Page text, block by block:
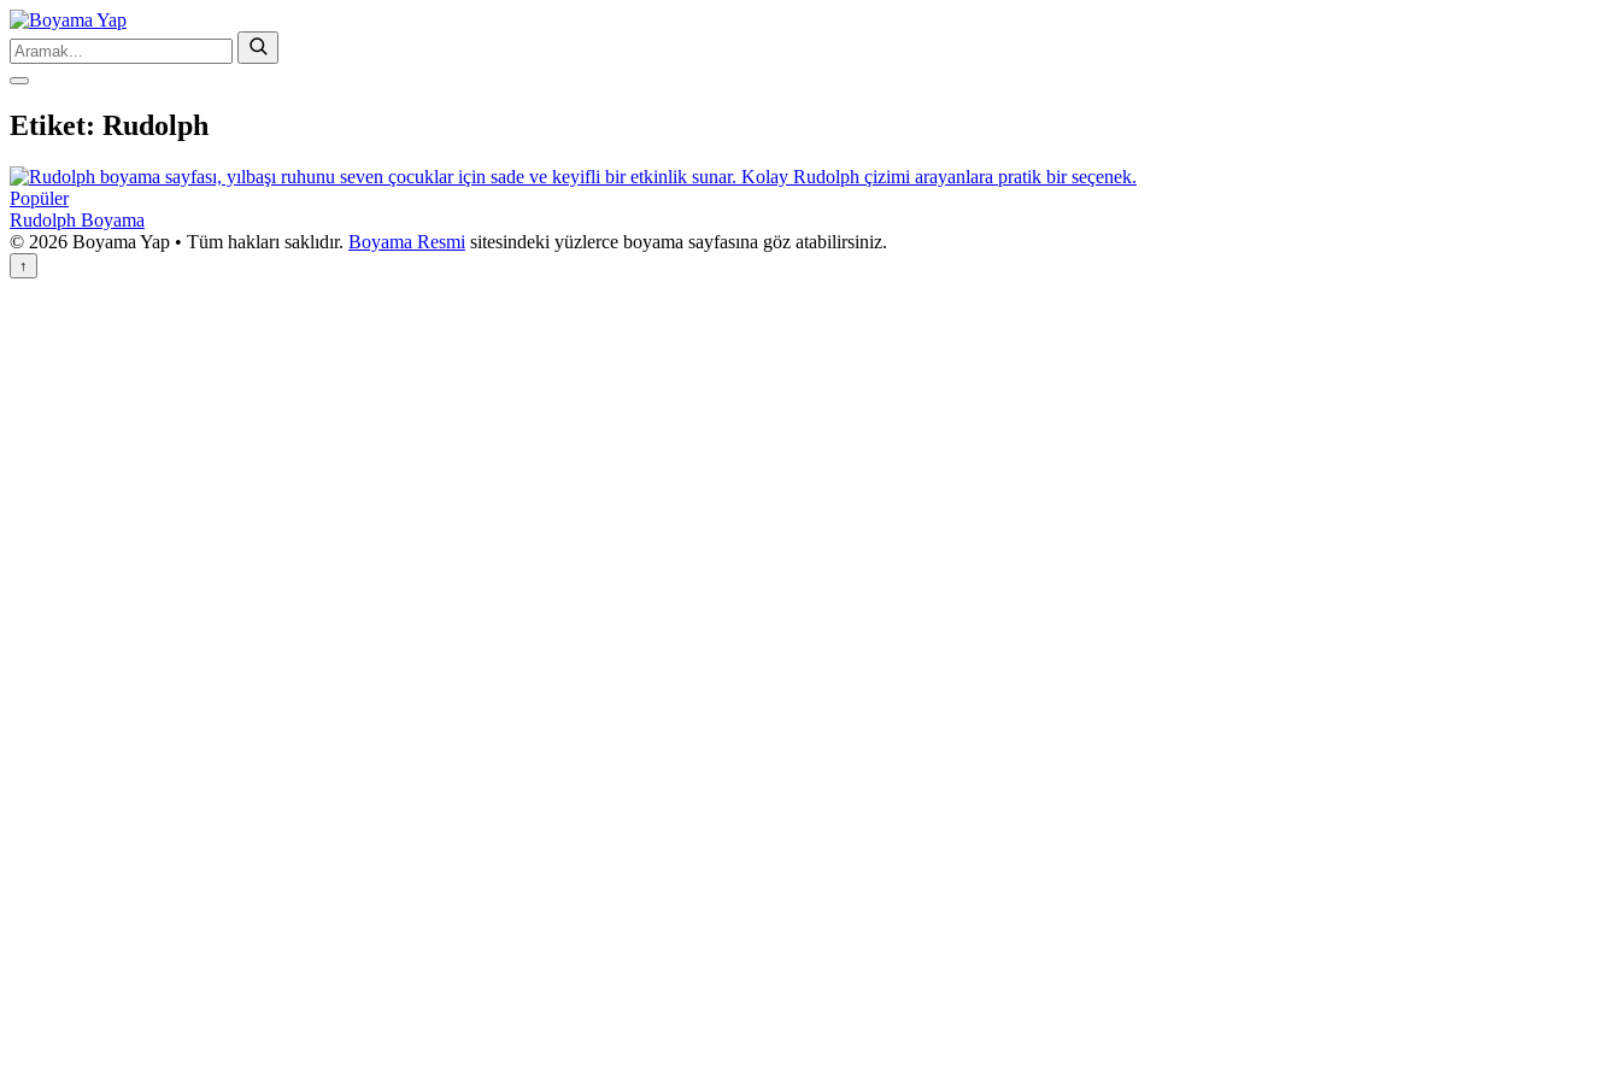
Etiket: Rudolph
Popüler
Rudolph Boyama
© 2026 Boyama Yap • Tüm hakları saklıdır. Boyama Resmi sitesindeki yüzlerce boyama sayfasına göz atabilirsiniz.
↑